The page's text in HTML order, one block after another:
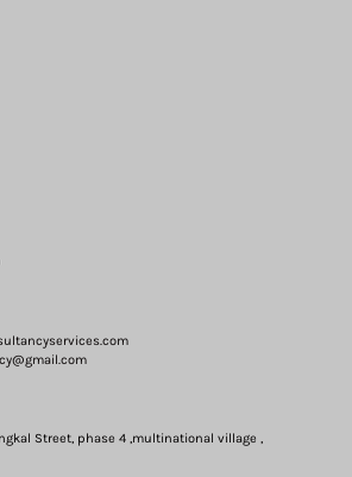
Street, phase 4 ,multinational village ,